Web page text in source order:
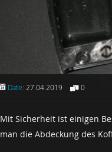
Date: 27.04.2019 0
Mit Sicherheit ist einigen
man die Abdeckung des